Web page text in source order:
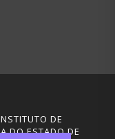
DE
DO ESTADO DE